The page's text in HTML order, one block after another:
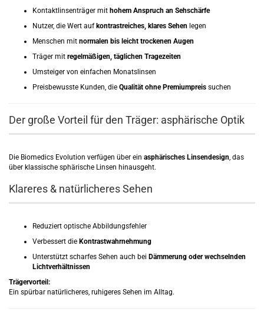
Kontaktlinsenträger mit hohem Anspruch an Sehschärfe
Nutzer, die Wert auf kontrastreiches, klares Sehen legen
Menschen mit normalen bis leicht trockenen Augen
Träger mit regelmäßigen, täglichen Tragezeiten
Umsteiger von einfachen Monatslinsen
Preisbewusste Kunden, die Qualität ohne Premiumpreis suchen
Der große Vorteil für den Träger: asphärische Optik
Die Biomedics Evolution verfügen über ein asphärisches Linsendesign, das
über klassische sphärische Linsen hinausgeht.
Klareres & natürlicheres Sehen
Reduziert optische Abbildungsfehler
Verbessert die Kontrastwahrnehmung
Unterstützt scharfes Sehen auch bei Dämmerung oder wechselnden
Lichtverhältnissen
Trägervorteil:
Ein spürbar natürlicheres, ruhigeres Sehen im Alltag.